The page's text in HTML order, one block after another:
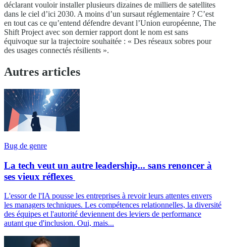
déclarant vouloir installer plusieurs dizaines de milliers de satellites
dans le ciel d’ici 2030. A moins d’un sursaut réglementaire ? C’est
en tout cas ce qu’entend défendre devant l’Union européenne, The
Shift Project avec son dernier rapport dont le nom est sans
équivoque sur la trajectoire souhaitée : « Des réseaux sobres pour
des usages connectés résilients ».
Autres articles
Bug de genre
La tech veut un autre leadership... sans renoncer à
ses vieux réflexes
L'essor de l'IA pousse les entreprises à revoir leurs attentes envers
les managers techniques. Les compétences relationnelles, la diversité
des équipes et l'autorité deviennent des leviers de performance
autant que d'inclusion. Oui, mais...